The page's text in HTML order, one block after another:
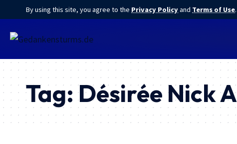
By using this site, you agree to the Privacy Policyand Terms of Use.
Tag:Désirée Nick